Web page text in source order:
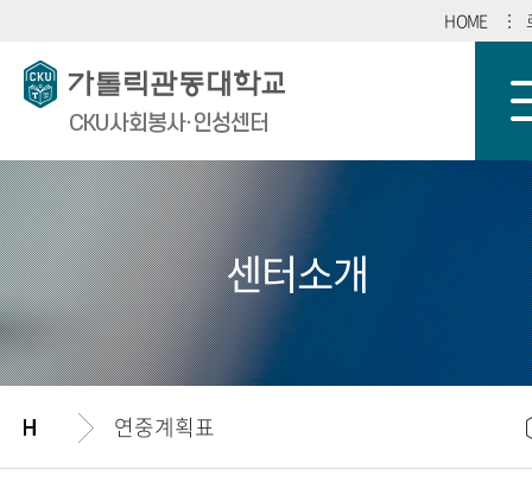
HOME
CKU사회봉사·인성센터
센터소개
연중계획표